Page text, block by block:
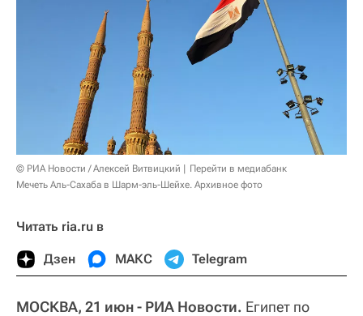
© РИА Новости / Алексей Витвицкий
Перейти в медиабанк
Мечеть Аль-Сахаба в Шарм-эль-Шейхе. Архивное фото
Читать ria.ru в
Дзен МАКС Telegram
МОСКВА, 21 июн - РИА Новости. Египет по